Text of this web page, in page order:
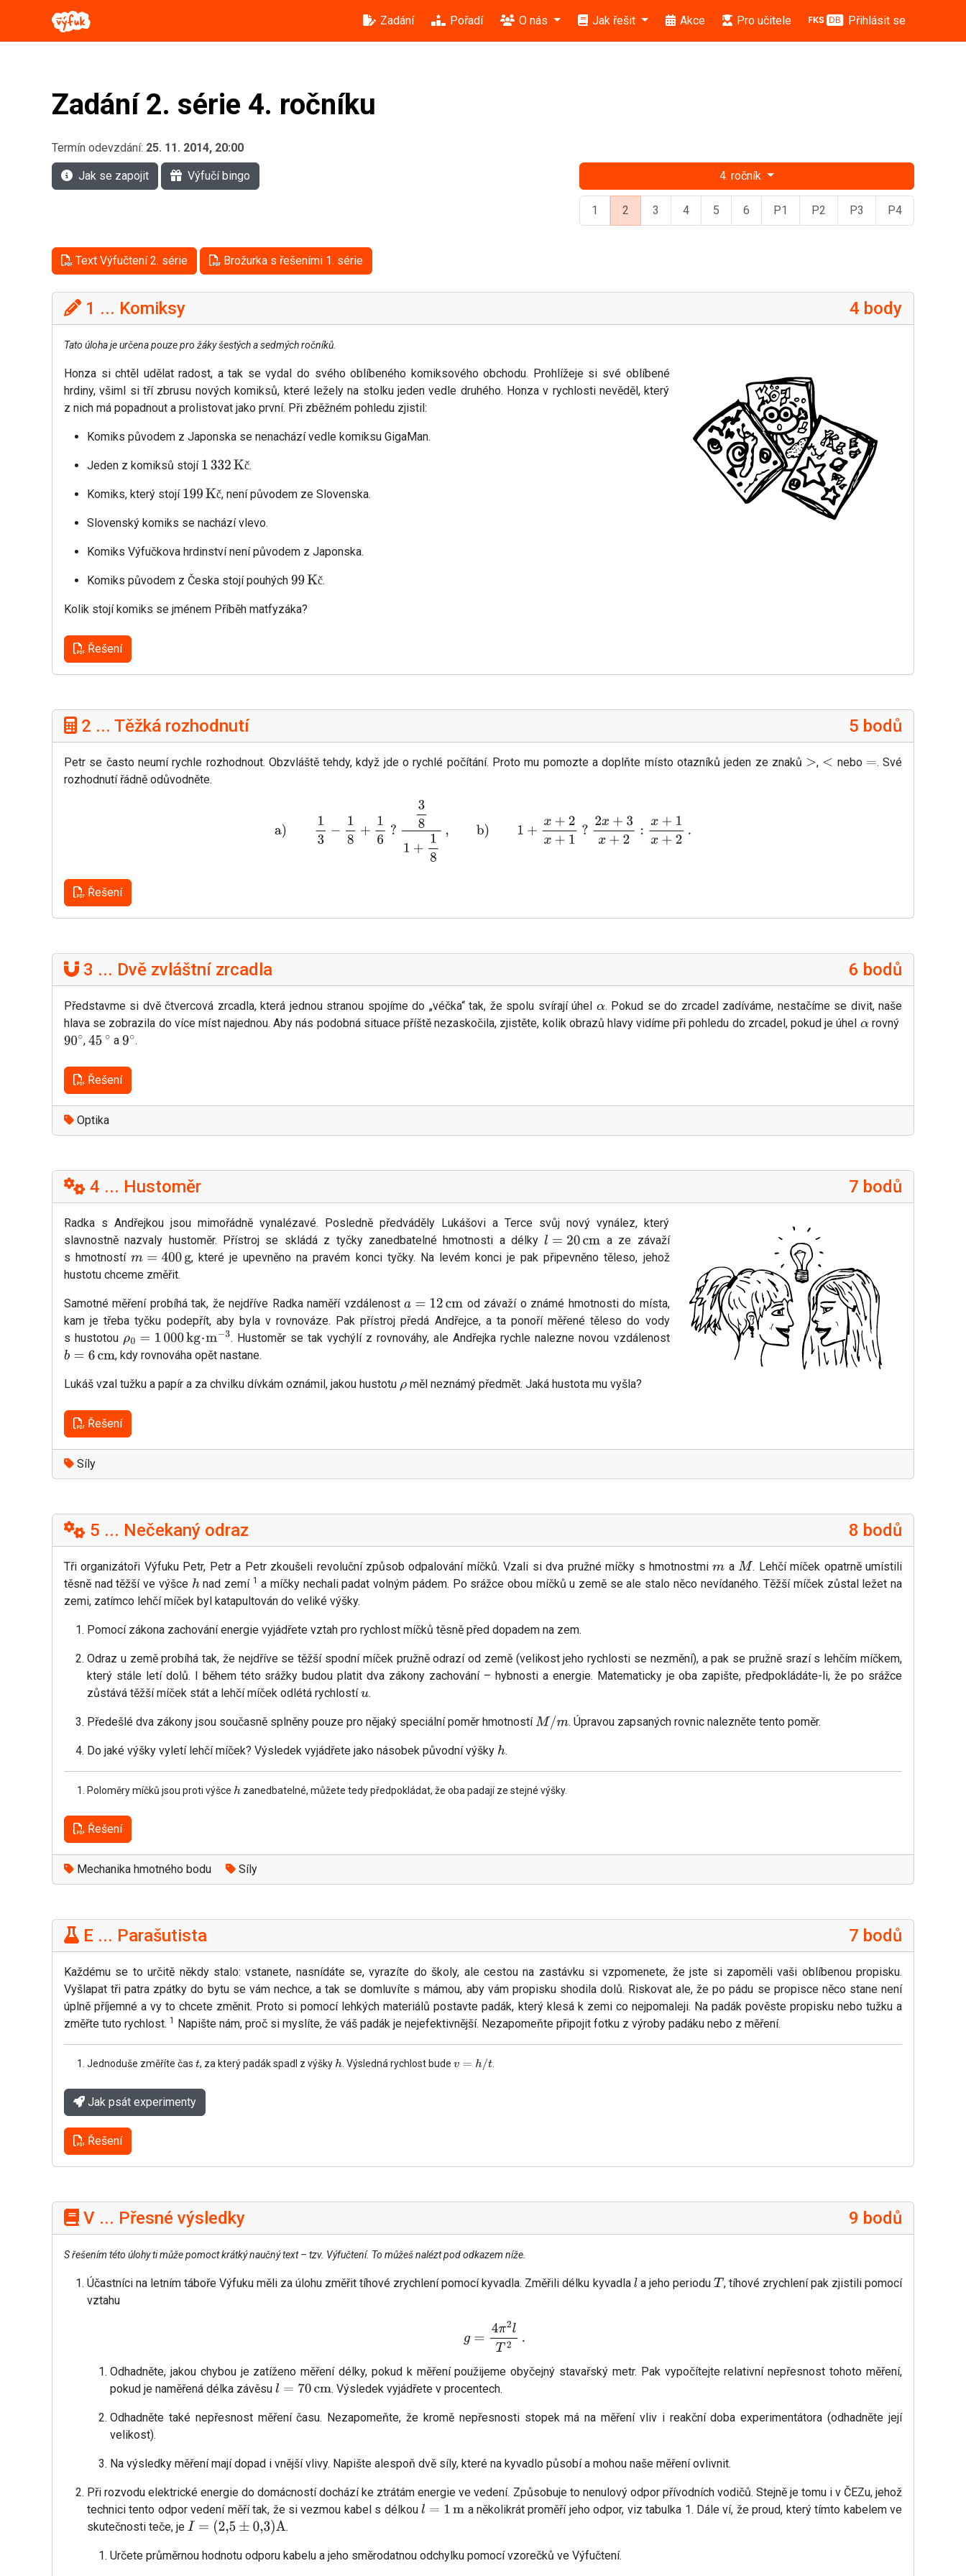
Zadání Pořadí O nás Jak řešit Akce Pro učitele Přihlásit se
Zadání 2. série 4. ročníku
Termín odevzdání: 25. 11. 2014, 20:00
Jak se zapojit Výfučí bingo 4. ročník
1 2 3 4 5 6 P1 P2 P3 P4
Text Výfučtení 2. série Brožurka s řešeními 1. série
1 ... Komiksy 4 body
Tato úloha je určena pouze pro žáky šestých a sedmých ročníků.
Honza si chtěl udělat radost, a tak se vydal do svého oblíbeného komiksového obchodu. Prohlížeje si své oblíbené
hrdiny, všiml si tří zbrusu nových komiksů, které ležely na stolku jeden vedle druhého. Honza v rychlosti nevěděl, který
z nich má popadnout a prolistovat jako první. Při zběžném pohledu zjistil:
Komiks původem z Japonska se nenachází vedle komiksu GigaMan.
Jeden z komiksů stojí č
1 332Kč .
Komiks, který stojí č
199Kč , není původem ze Slovenska.
Slovenský komiks se nachází vlevo.
Komiks Výfučkova hrdinství není původem z Japonska.
Komiks původem z Česka stojí pouhých č
99Kč .
Kolik stojí komiks se jménem Příběh matfyzáka?
Řešení
2 ... Těžká rozhodnutí 5 bodů
Petr se často neumí rychle rozhodnout. Obzvláště tehdy, když jde o rychlé počítání. Proto mu pomozte a doplňte místo otazníků jeden ze znaků > , < nebo = . Své
rozhodnutí řádně odůvodněte.
3
Řešení
3 ... Dvě zvláštní zrcadla 6 bodů
Představme si dvě čtvercová zrcadla, která jednou stranou spojíme do „véčka“ tak, že spolu svírají úhel α. Pokud se do zrcadel zadíváme, nestačíme se divit, naše
hlava se zobrazila do více míst najednou. Aby nás podobná situace příště nezaskočila, zjistěte, kolik obrazů hlavy vidíme při pohledu do zrcadel, pokud je úhel αrovný
90∘,45∘ a9∘.
Řešení
Optika
4 ... Hustoměr 7 bodů
Radka s Andřejkou jsou mimořádně vynalézavé. Posledně předváděly Lukášovi a Terce svůj nový vynález, který
slavnostně nazvaly hustoměr. Přístroj se skládá z tyčky zanedbatelné hmotnosti a délkyl=20 cm
a ze závaží
s hmotnostím= 400g
, které je upevněno na pravém konci tyčky. Na levém konci je pak připevněno těleso, jehož
hustotu chceme změřit.
Samotné měření probíhá tak, že nejdříve Radka naměří vzdálenosta=12 cm
od závaží o známé hmotnosti do místa,
kam je třeba tyčku podepřít, aby byla v rovnováze. Pak přístroj předá Andřejce, a ta ponoří měřené těleso do vody
s hustotou ρ0 =1000kg⋅m−3
. Hustoměr se tak vychýlí z rovnováhy, ale Andřejka rychle nalezne novou vzdálenost
b =6cm , kdy rovnováha opět nastane.
Lukáš vzal tužku a papír a za chvilku dívkám oznámil, jakou hustotu ρměl neznámý předmět. Jaká hustota mu vyšla?
Řešení
Síly
5 ... Nečekaný odraz 8 bodů
Tři organizátoři Výfuku Petr, Petr a Petr zkoušeli revoluční způsob odpalování míčků. Vzali si dva pružné míčky s hmotnostmim aM . Lehčí míček opatrně umístili
těsně nad těžší ve výšce hnad zemí 1 a míčky nechali padat volným pádem. Po srážce obou míčků u země se ale stalo něco nevídaného. Těžší míček zůstal ležet na
zemi, zatímco lehčí míček byl katapultován do veliké výšky.
Pomocí zákona zachování energie vyjádřete vztah pro rychlost míčků těsně před dopadem na zem.
Odraz u země probíhá tak, že nejdříve se těžší spodní míček pružně odrazí od země (velikost jeho rychlosti se nezmění), a pak se pružně srazí s lehčím míčkem,
který stále letí dolů. I během této srážky budou platit dva zákony zachování – hybnosti a energie. Matematicky je oba zapište, předpokládáte-li, že po srážce
zůstává těžší míček stát a lehčí míček odlétá rychlostíu.
Předešlé dva zákony jsou současně splněny pouze pro nějaký speciální poměr hmotnostíM/m . Úpravou zapsaných rovnic nalezněte tento poměr.
Do jaké výšky vyletí lehčí míček? Výsledek vyjádřete jako násobek původní výšky h.
Poloměry míčků jsou proti výšce hzanedbatelné, můžete tedy předpokládat, že oba padají ze stejné výšky.
Řešení
Mechanika hmotného bodu Síly
E ... Parašutista 7 bodů
Každému se to určitě někdy stalo: vstanete, nasnídáte se, vyrazíte do školy, ale cestou na zastávku si vzpomenete, že jste si zapoměli vaši oblíbenou propisku.
Vyšlapat tři patra zpátky do bytu se vám nechce, a tak se domluvíte s mámou, aby vám propisku shodila dolů. Riskovat ale, že po pádu se propisce něco stane není
úplně příjemné a vy to chcete změnit. Proto si pomocí lehkých materiálů postavte padák, který klesá k zemi co nejpomaleji. Na padák pověste propisku nebo tužku a
změřte tuto rychlost. 1 Napište nám, proč si myslíte, že váš padák je nejefektivnější. Nezapomeňte připojit fotku z výroby padáku nebo z měření.
Jednoduše změříte čas t, za který padák spadl z výškyh. Výsledná rychlost bude v=h/ t
Jak psát experimenty
Řešení
V ... Přesné výsledky 9 bodů
S řešením této úlohy ti může pomoct krátký naučný text – tzv. Výfučtení. To můžeš nalézt pod odkazem níže.
Účastníci na letním táboře Výfuku měli za úlohu změřit tíhové zrychlení pomocí kyvadla. Změřili délku kyvadla l a jeho perioduT , tíhové zrychlení pak zjistili pomocí
vztahu
π2lT2
Odhadněte, jakou chybou je zatíženo měření délky, pokud k měření použijeme obyčejný stavařský metr. Pak vypočítejte relativní nepřesnost tohoto měření,
pokud je naměřená délka závěsu l=70 cm . Výsledek vyjádřete v procentech.
Odhadněte také nepřesnost měření času. Nezapomeňte, že kromě nepřesnosti stopek má na měření vliv i reakční doba experimentátora (odhadněte její
velikost).
Na výsledky měření mají dopad i vnější vlivy. Napište alespoň dvě síly, které na kyvadlo působí a mohou naše měření ovlivnit.
Při rozvodu elektrické energie do domácností dochází ke ztrátám energie ve vedení. Způsobuje to nenulový odpor přívodních vodičů. Stejně je tomu i v ČEZu, jehož
technici tento odpor vedení měří tak, že si vezmou kabel s délkoul=1m
a několikrát proměří jeho odpor, viz tabulka 1. Dále ví, že proud, který tímto kabelem ve
skutečnosti teče, je I= (2, 5±0,3 )A .
Určete průměrnou hodnotu odporu kabelu a jeho směrodatnou odchylku pomocí vzorečků ve Výfučtení.